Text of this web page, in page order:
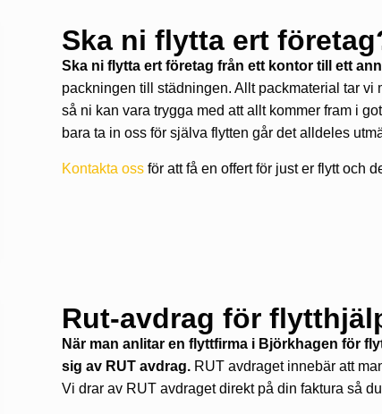
Ska ni flytta ert
Ska ni flytta ert företag från ett kontor till ett
packningen till städningen. Allt packmaterial tar
så ni kan vara trygga med att allt kommer fram i
bara ta in oss för själva flytten går det alldeles
Kontakta oss för att få en offert för just er flytt och
Rut-avdrag för
När man anlitar en flyttfirma i Björkhagen för
sig av RUT avdrag. RUT avdraget innebär att
Vi drar av RUT avdraget direkt på din faktura så